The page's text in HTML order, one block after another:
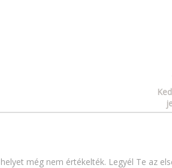
még nem értékelték. Legyél Te az